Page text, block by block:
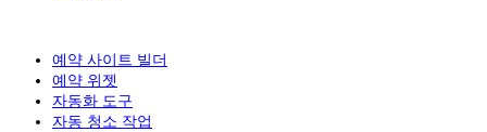
예약 사이트 빌더
예약 위젯
자동화 도구
자동 청소 작업